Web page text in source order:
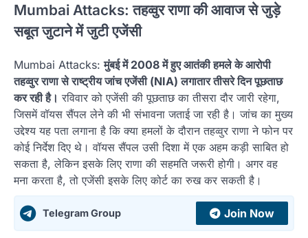
Mumbai Attacks: तहव्वुर राणा की आवाज से जुड़े
सबूत जुटाने में जुटी एजेंसी
Mumbai Attacks:मुंबई में 2008 में हुए आतंकी हमले के आरोपी
तहव्वुर राणा से राष्ट्रीय जांच एजेंसी (NIA) लगातार तीसरे दिन पूछताछ
कर रही है। रविवार को एजेंसी की पूछताछ का तीसरा दौर जारी रहेगा,
जिसमें वॉयस सैंपल लेने की भी संभावना जताई जा रही है। जांच का मुख्य
उद्देश्य यह पता लगाना है कि क्या हमलों के दौरान तहव्वुर राणा ने फोन पर
कोई निर्देश दिए थे। वॉयस सैंपल उसी दिशा में एक अहम कड़ी साबित हो
सकता है, लेकिन इसके लिए राणा की सहमति जरूरी होगी। अगर वह
मना करता है, तो एजेंसी इसके लिए कोर्ट का रुख कर सकती है।
Telegram Group Join Now